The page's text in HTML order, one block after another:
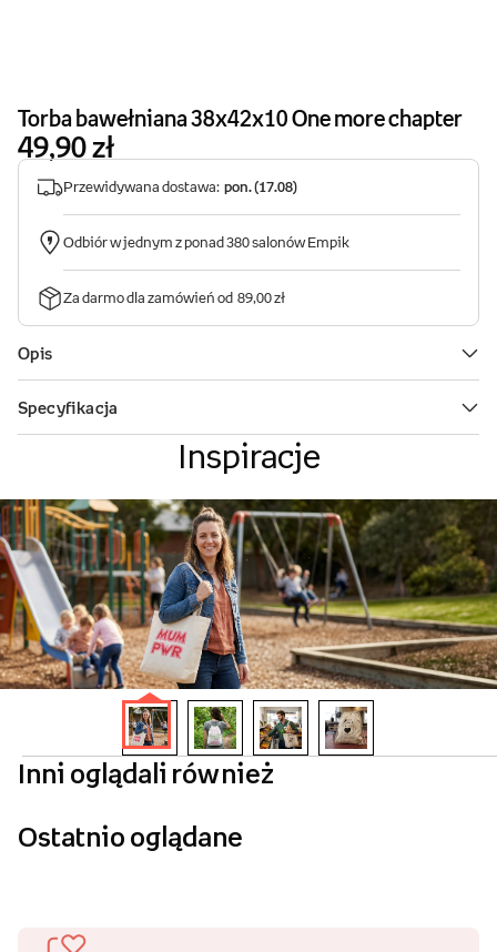
Inspiracje
Inni oglądali również
Ostatnio oglądane